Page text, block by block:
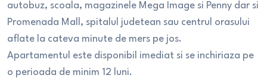
autobuz, scoala, magazinele Mega Image si Penny dar si
Promenada Mall, spitalul judetean sau centrul orasului
aflate la cateva minute de mers pe jos.
Apartamentul este disponibil imediat si se inchiriaza pe
o perioada de minim 12 luni.